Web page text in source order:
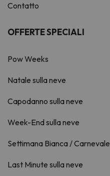
Contatto
OFFERTE SPECIALI
Pow Weeks
Natale sulla neve
Capodanno sulla neve
Week-End sulla neve
Settimana Bianca / Carnevale
Last Minute sulla neve